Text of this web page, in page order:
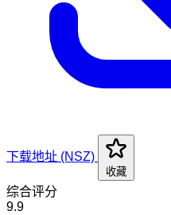
下载地址 (NSZ)
收藏
综合评分
9.9